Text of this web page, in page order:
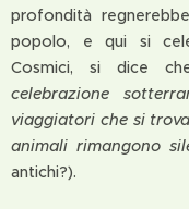
profondità
popolo, e qui si
Cosmici, si dice
celebrazione
viaggiatori che si
animali rimangono
antichi?).